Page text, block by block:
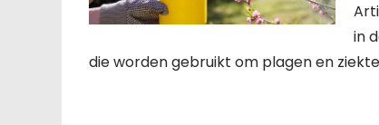
in
die worden gebruikt om plagen en